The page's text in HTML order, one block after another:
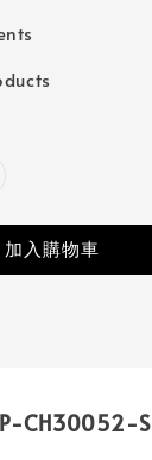
加入購物車
CH30052-S